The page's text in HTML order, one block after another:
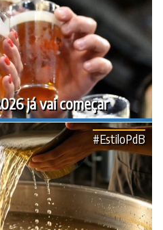
já vai começar
#EstiloPdB